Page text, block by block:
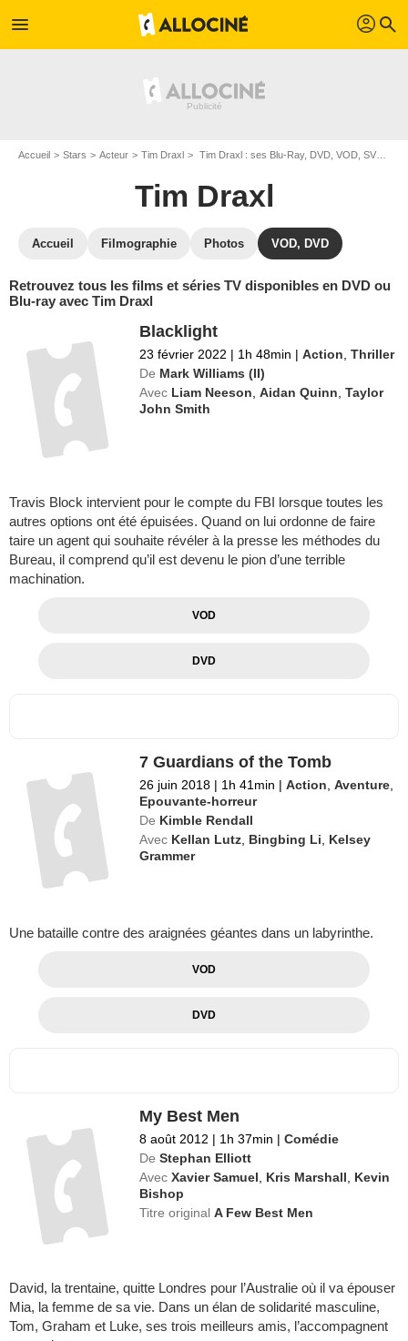
menu profil search
Accueil Stars Acteur Tim Draxl Tim Draxl : ses Blu-Ray, DVD, VOD, SVOD
Tim Draxl
Accueil Filmographie Photos VOD, DVD
Retrouvez tous les films et séries TV disponibles en DVD ou
Blu-ray avec Tim Draxl
Blacklight
23 février 2022 | 1h 48min | Action ,Thriller
De Mark Williams (II)
Avec Liam Neeson ,Aidan Quinn ,Taylor
John Smith
Travis Block intervient pour le compte du FBI lorsque toutes les
autres options ont été épuisées. Quand on lui ordonne de faire
taire un agent qui souhaite révéler à la presse les méthodes du
Bureau, il comprend qu’il est devenu le pion d’une terrible
machination.
VOD
DVD
7 Guardians of the Tomb
26 juin 2018 1h 41min Action,Aventure,
Epouvante-horreur
De Kimble Rendall
Avec Kellan Lutz, Bingbing Li, Kelsey
Grammer
Une bataille contre des araignées géantes dans un labyrinthe.
VOD
DVD
My Best Men
8 août 2012 | 1h 37min | Comédie
De Stephan Elliott
Avec Xavier Samuel, Kris Marshall, Kevin
Bishop
Titre originalA Few Best Men
David, la trentaine, quitte Londres pour l’Australie où il va épouser
Mia, la femme de sa vie. Dans un élan de solidarité masculine,
Tom, Graham et Luke, ses trois meilleurs amis, l’accompagnent